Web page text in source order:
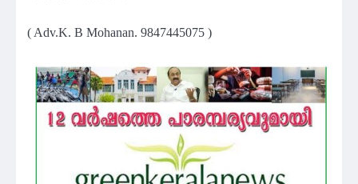
( Adv.K. B Mohanan. 9847445075 )